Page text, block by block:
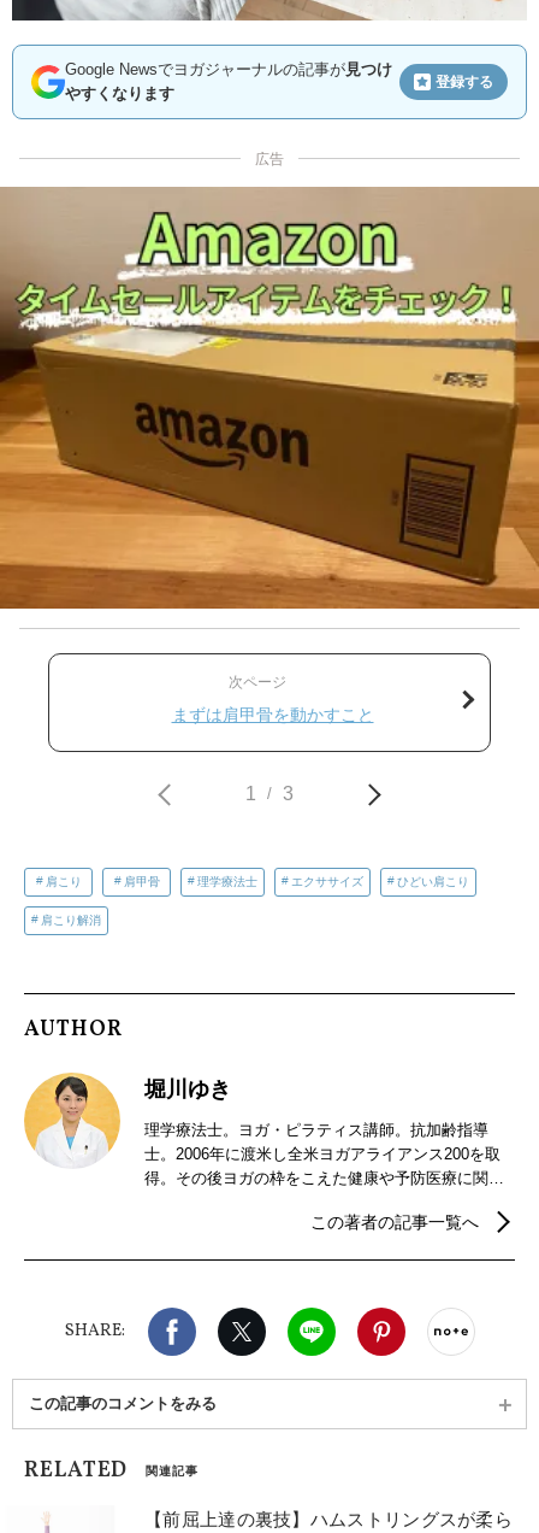
Google Newsでヨガジャーナルの記事が見つけ
やすくなります
登録する
広告
次ページ
まずは肩甲骨を動かすこと
1 / 3
肩こり 肩甲骨 理学療法士 エクササイズ ひどい肩こり
肩こり解消
AUTHOR
堀川ゆき
理学療法士。ヨガ・ピラティス講師。抗加齢指導
士。2006年に渡米し全米ヨガアライアンス200を取
得。その後ヨガの枠をこえた健康や予防医療に関心
クリニックでの勤務を経て、現在大学病院にて慢性
つ二児の母。
この著者の記事一覧へ
SHARE:
Facebook X（旧twitter）
LINE Pinterest
この記事のコメントをみる
RELATED 関連記事
【前屈上達の裏技】ハムストリングスが柔ら